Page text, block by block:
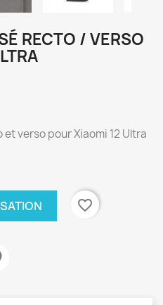
RECTO / VERSO
verso pour Xiaomi 12 Ultra
favorite_border